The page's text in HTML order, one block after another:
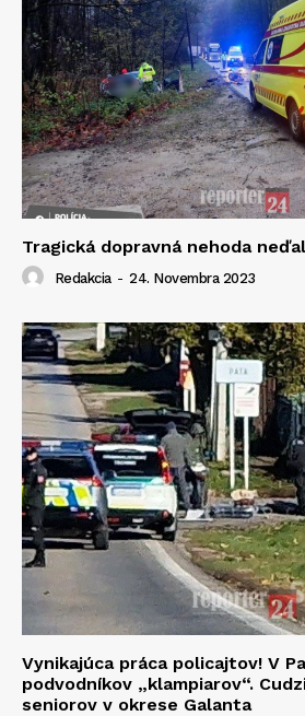
Tragická dopravná nehoda
Redakcia - 24. Novembra 2023
Vynikajúca práca policajtov! V
podvodníkov „klampiarov“.
seniorov v okrese Galanta